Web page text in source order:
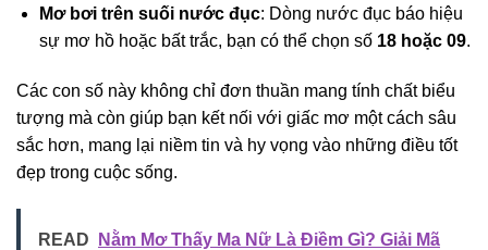
Mơ bơi trên suối nước đục: Dòng nước đục báo hiệu
sự mơ hồ hoặc bất trắc, bạn có thể chọn số 18 hoặc 09.
Các con số này không chỉ đơn thuần mang tính chất biểu
tượng mà còn giúp bạn kết nối với giấc mơ một cách sâu
sắc hơn, mang lại niềm tin và hy vọng vào những điều tốt
đẹp trong cuộc sống.
READ
Nằm Mơ Thấy Ma Nữ Là Điềm Gì? Giải Mã